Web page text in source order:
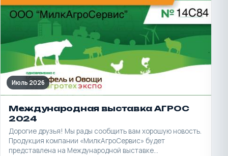
Июль 2026
Международная выставка АГРОС
2024
Дорогие друзья! Мы рады сообщить вам хорошую новость.
Продукция компании «МилкАгроСервис» будет
представлена на Международной выставке…